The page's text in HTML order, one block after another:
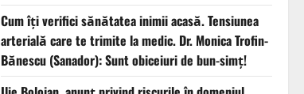
Cum îți verifici sănătatea inimii acasă. Tensiunea
arterială care te trimite la medic. Dr. Monica Trofin-
Bănescu (Sanador): Sunt obiceiuri de bun-simț!